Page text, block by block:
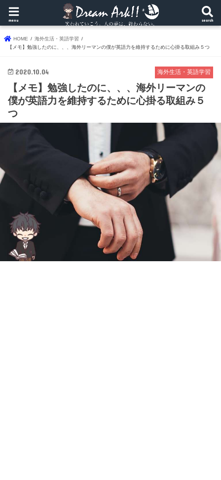
search
menu
HOME
海外生活・英語学習
【メモ】勉強したのに、、、海外リーマンの僕が英語力を維持するために心掛る取組み５つ
海外生活・英語学習
2020.10.04
【メモ】勉強したのに、、、海外リーマンの
僕が英語力を維持するために心掛る取組み５
つ